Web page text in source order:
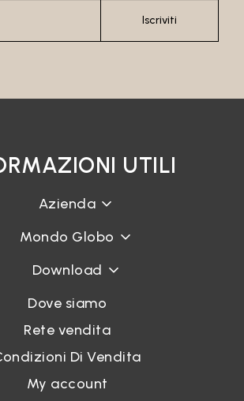
Iscriviti
UTILI
Azienda
Mondo Globo
Download
Dove siamo
Rete vendita
Di Vendita
My account